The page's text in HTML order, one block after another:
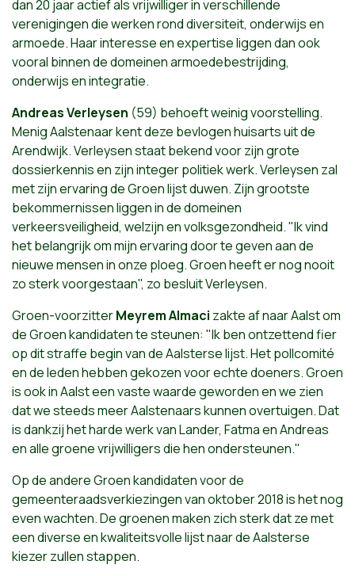
dan 20 jaar actief als vrijwilliger in verschillende
verenigingen die werken rond diversiteit, onderwijs en
armoede. Haar interesse en expertise liggen dan ook
vooral binnen de domeinen armoedebestrijding,
onderwijs en integratie.
Andreas Verleysen (59) behoeft weinig voorstelling.
Menig Aalstenaar kent deze bevlogen huisarts uit de
Arendwijk. Verleysen staat bekend voor zijn grote
dossierkennis en zijn integer politiek werk. Verleysen zal
met zijn ervaring de Groen lijst duwen. Zijn grootste
bekommernissen liggen in de domeinen
verkeersveiligheid, welzijn en volksgezondheid. "Ik vind
het belangrijk om mijn ervaring door te geven aan de
nieuwe mensen in onze ploeg. Groen heeft er nog nooit
zo sterk voorgestaan", zo besluit Verleysen.
Groen-voorzitterMeyrem Almaci zakte af naar Aalst om
de Groen kandidaten te steunen: "Ik ben ontzettend fier
op dit straffe beginvande Aalsterse lijst. Het pollcomité
en de leden hebben gekozen voor echte doeners. Groen
is ook in Aalst een vaste waarde geworden en we zien
dat we steeds meer Aalstenaars kunnen overtuigen. Dat
is dankzij het harde werkvanLander, Fatma en Andreas
en alle groene vrijwilligers die hen ondersteunen."
Op de andere Groen kandidaten voor de
gemeenteraadsverkiezingenvanoktober 2018 is het nog
even wachten. De groenen maken zich sterk dat ze met
een diverse en kwaliteitsvolle lijst naar de Aalsterse
kiezer zullen stappen.